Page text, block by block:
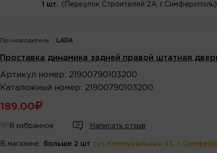
1 шт. (Переулок Строителей 2А, г.Симферополь)
Производитель: LADA
Проставка динамика задней правой штатная
Артикул номер : 21900790103200
Каталожный номер : 21900790103200
189.00
В избранное Написать отзыв
В магазине: больше 2 шт (ул.Коммунальная 43,